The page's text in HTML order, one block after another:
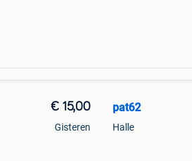
€ 15,00
Gisteren
pat62
Halle